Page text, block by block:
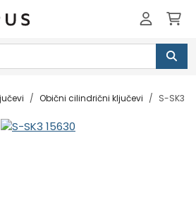
Obični cilindrični ključevi S-SK3